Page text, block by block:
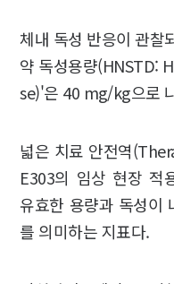
체내 독성 반응이 관찰
약 독성용량(HNSTD:
se)'은 40 mg/kg으로
넓은 치료 안전역
E303의 임상 현장 적
유효한 용량과 독성이
를 의미하는 지표다.